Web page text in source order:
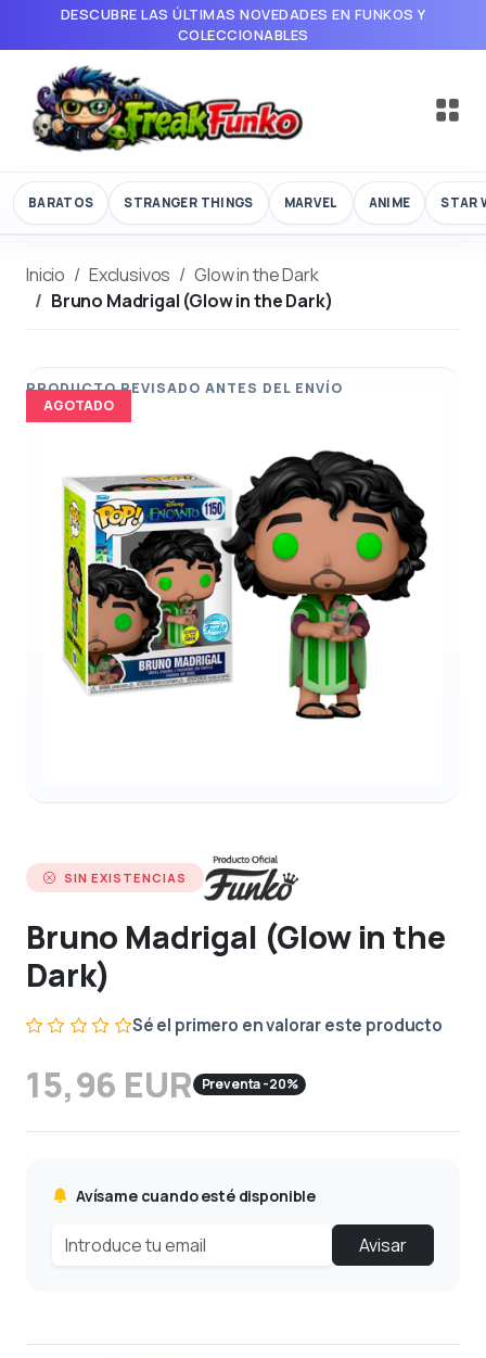
DESCUBRE LAS ÚLTIMAS NOVEDADES EN FUNKOS Y
COLECCIONABLES
BARATOS STRANGER THINGS MARVEL ANIME STAR
Inicio Exclusivos
Glow in the Dark
Bruno Madrigal (Glow in the Dark)
AGOTADO
SIN EXISTENCIAS
Bruno Madrigal (Glow in the
Dark)
Sé el primero en valorar este producto
15,96 EUR Preventa -20%
Avísame cuando esté disponible
Avisar